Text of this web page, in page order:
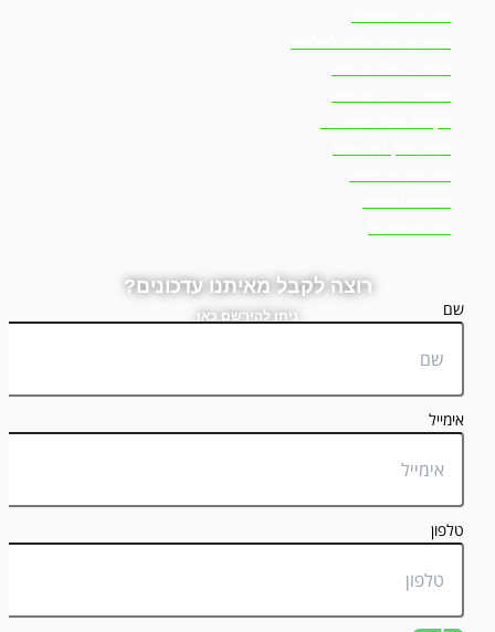
רוצה לקבל מאיתנו עדכונים?
ניתן להירשם כאן שם
אימייל
טלפון